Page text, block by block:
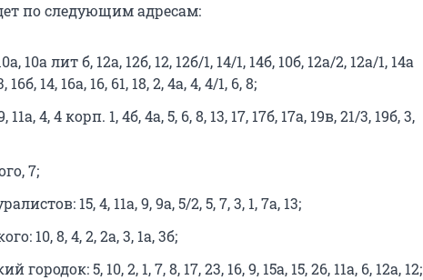
по следующим адресам:
10а лит б, 12а, 12б, 12, 12б/1, 14/1, 14б, 10б, 12а/2, 12а/1, 14а
14, 16а, 16, 61, 18, 2, 4а, 4, 4/1, 6, 8;
4, 4 корп. 1, 4б, 4а, 5, 6, 8, 13, 17, 17б, 17а, 19в, 21/3, 19б, 3,
7;
15, 4, 11а, 9, 9а, 5/2, 5, 7, 3, 1, 7а, 13;
10, 8, 4, 2, 2а, 3, 1а, 3б;
городок: 5, 10, 2, 1, 7, 8, 17, 23, 16, 9, 15а, 15, 26, 11а, 6, 12а, 12;